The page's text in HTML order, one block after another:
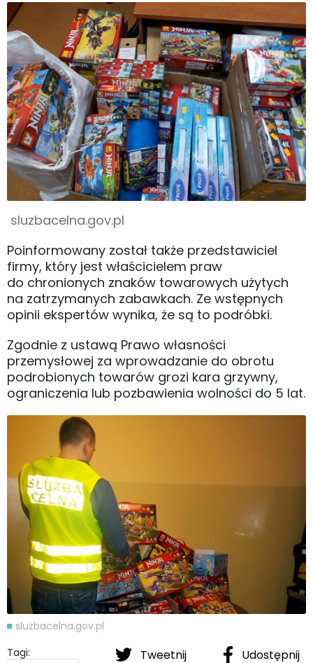
sluzbacelna.gov.pl
Poinformowany został także przedstawiciel
firmy, który jest właścicielem praw
do chronionych znaków towarowych użytych
na zatrzymanych zabawkach. Ze wstępnych
opinii ekspertów wynika, że są to podróbki.
Zgodnie z ustawą Prawo własności
przemysłowej za wprowadzanie do obrotu
podrobionych towarów grozi kara grzywny,
ograniczenia lub pozbawienia wolności do 5 lat.
sluzbacelna.gov.pl
Tweetnij Udostępnij
Tagi: